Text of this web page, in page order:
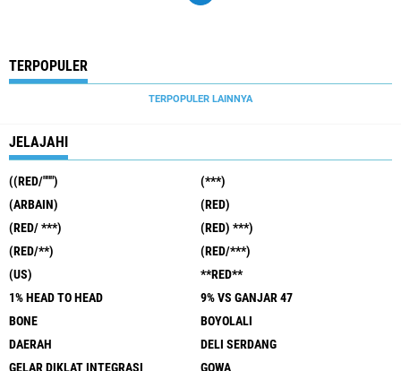
TERPOPULER
TERPOPULER LAINNYA
JELAJAHI
((RED/""")
(***)
(ARBAIN)
(RED)
(RED/ ***)
(RED) ***)
(RED/**)
(RED/***)
(US)
**RED**
1% HEAD TO HEAD
9% VS GANJAR 47
BONE
BOYOLALI
DAERAH
DELI SERDANG
GELAR DIKLAT INTEGRASI
GOWA